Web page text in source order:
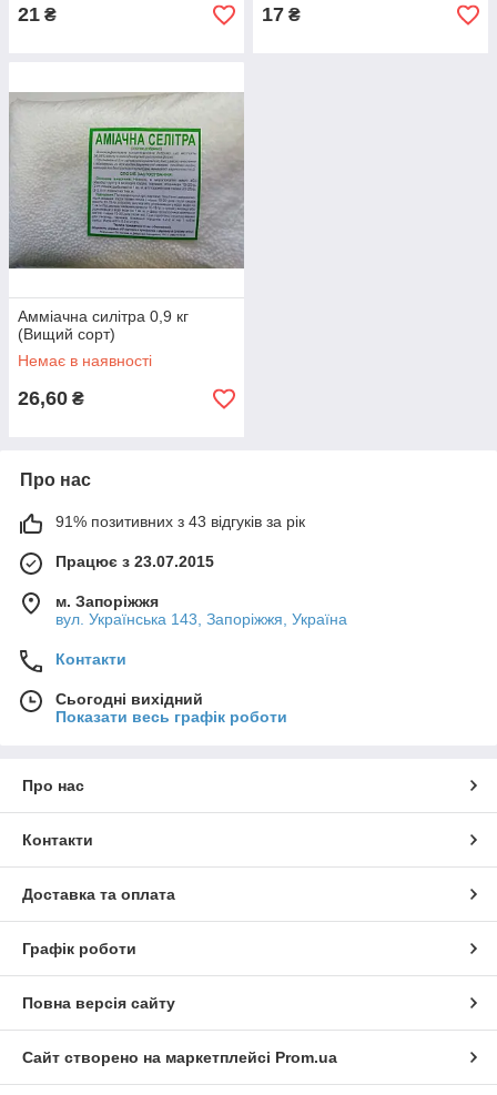
21 ₴ 17 ₴
Амміачна силітра 0,9 кг
(Вищий сорт)
Немає в наявності
26,60 ₴
Про нас
91% позитивних з 43 відгуків за рік
Працює з 23.07.2015
м. Запоріжжя
вул. Українська 143, Запоріжжя, Україна
Контакти
Сьогодні вихідний
Показати весь графік роботи
Про нас
Контакти
Доставка та оплата
Графік роботи
Повна версія сайту
Сайт створено на маркетплейсі Prom.ua